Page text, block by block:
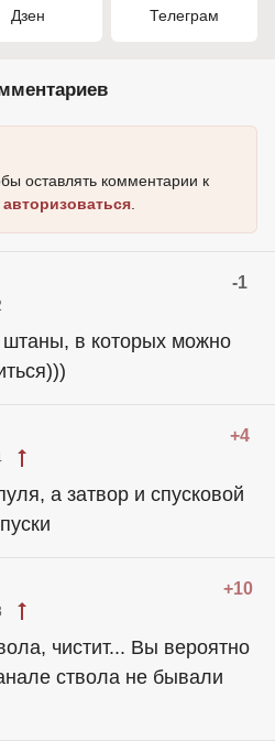
Дзен Телеграм
оставлять комментарии к
авторизоваться
-1
в которых можно
+4
а затвор и спусковой
+10
чистит... Вы вероятно
ствола не бывали